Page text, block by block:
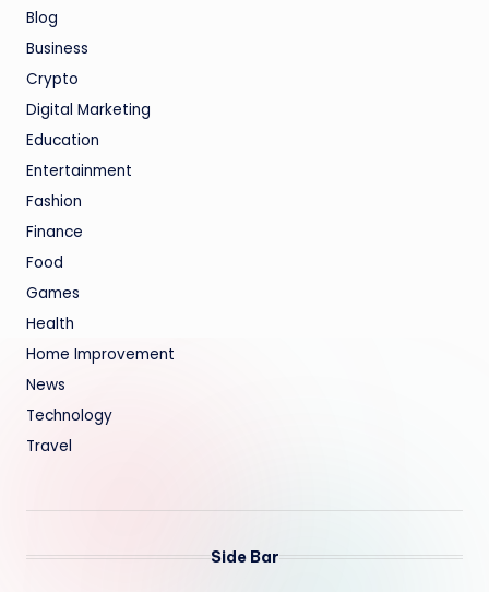
Blog
Business
Crypto
Digital Marketing
Education
Entertainment
Fashion
Finance
Food
Games
Health
Home Improvement
News
Technology
Travel
Side Bar